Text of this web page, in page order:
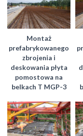
Montaż
prefabrykowanego
zbrojenia i
deskowania płyta
pomostowa na
belkach T MGP-3